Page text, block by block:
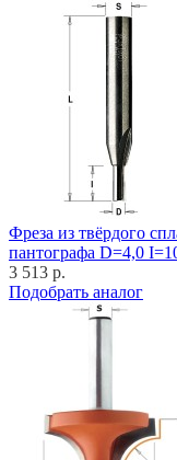
Фреза из твёрдого
пантографа D=4,0
3 513 р.
Подобрать аналог